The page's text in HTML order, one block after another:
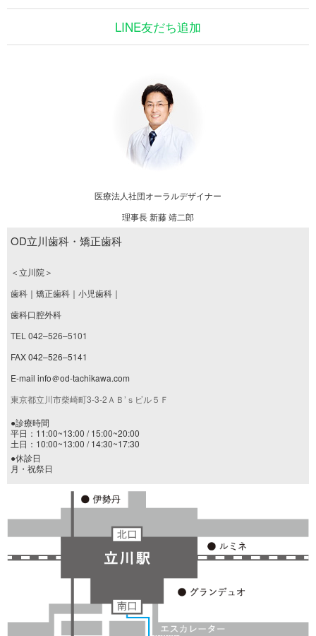
LINE友だち追加
医療法人社団オーラルデザイナー
理事長 新藤 靖二郎
OD立川歯科・矯正歯科
＜立川院＞
歯科｜矯正歯科｜小児歯科｜
歯科口腔外科
TEL 042–526–5101
FAX 042–526–5141
E-mail info＠od-tachikawa.com
東京都立川市柴崎町3-3-2ＡＢ’ｓビル５Ｆ
●診療時間
平日：11:00~13:00 / 15:00~20:00
土日：10:00~13:00 / 14:30~17:30
●休診日
月・祝祭日